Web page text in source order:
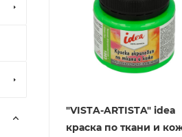
"VISTA-ARTISTA" idea
краска по ткани и